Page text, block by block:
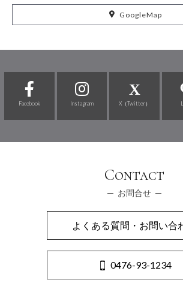
GoogleMap
Facebook Instagram X（Twitter）
Contact
お問合せ
よくある質問・お問い合
0476-93-1234